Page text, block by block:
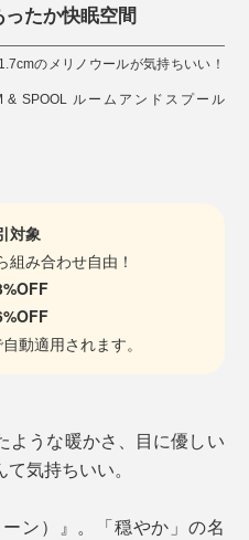
たか快眠空間
のメリノウールが気持ちいい！
SPOOL ルームアンドスプール
対象
組み合わせ自由！
動適用されます。
ような暖かさ、目に優しい
気持ちいい。
ン）』。「穏やか」の名